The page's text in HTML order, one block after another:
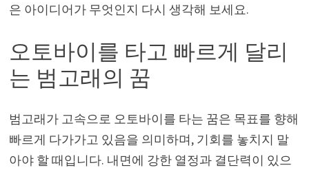
은 아이디어가 무엇인지 다시 생각해 보세요.
오토바이를 타고 빠르게 달리
는 범고래의 꿈
범고래가 고속으로 오토바이를 타는 꿈은 목표를 향해
빠르게 다가가고 있음을 의미하며, 기회를 놓치지 말
아야 할 때입니다. 내면에 강한 열정과 결단력이 있으